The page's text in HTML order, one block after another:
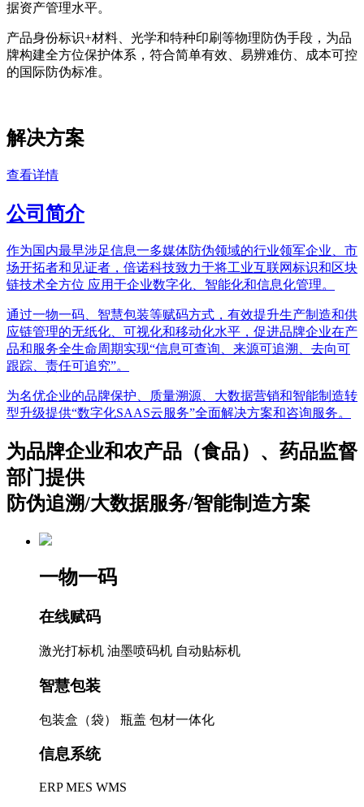
据资产管理水平。
产品身份标识+材料、光学和特种印刷等物理防伪手段，为品
牌构建全方位保护体系，符合简单有效、易辨难仿、成本可控
的国际防伪标准。
解决方案
查看详情
公司简介
作为国内最早涉足信息一多媒体防伪领域的行业领军企业、市
场开拓者和见证者，倍诺科技致力于将工业互联网标识和区块
链技术全方位 应用于企业数字化、智能化和信息化管理。
通过一物一码、智慧包装等赋码方式，有效提升生产制造和供
应链管理的无纸化、可视化和移动化水平，促进品牌企业在产
品和服务全生命周期实现“信息可查询、来源可追溯、去向可
跟踪、责任可追究”。
为名优企业的品牌保护、质量溯源、大数据营销和智能制造转
型升级提供“数字化SAAS云服务”全面解决方案和咨询服务。
为品牌企业和农产品（食品）、药品监督
部门提供
防伪追溯/大数据服务/智能制造方案
一物一码
在线赋码
激光打标机 油墨喷码机 自动贴标机
智慧包装
包装盒（袋） 瓶盖 包材一体化
信息系统
ERP MES WMS